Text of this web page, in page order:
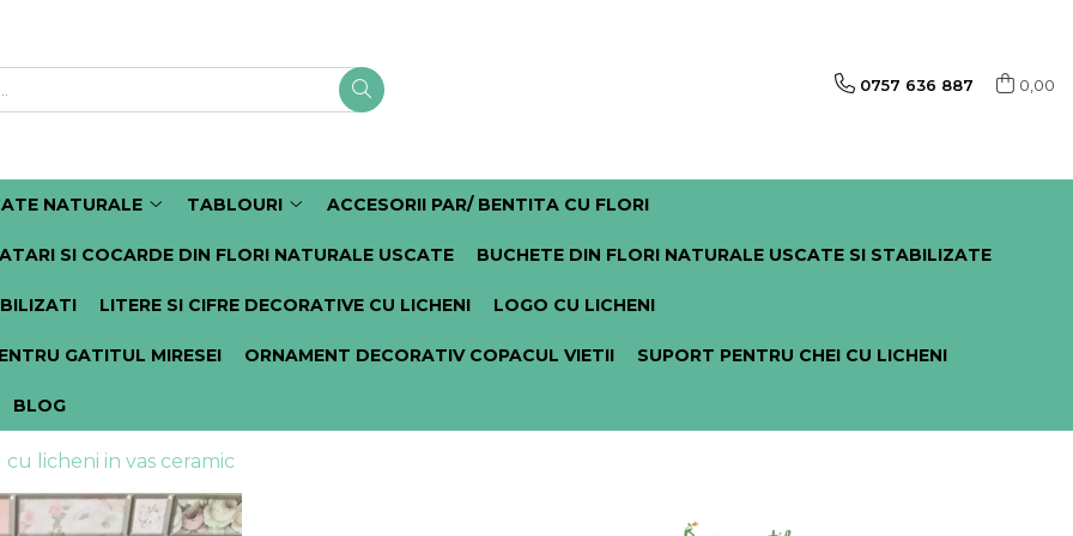
0757 636 887 0,00
NATURALE TABLOURI ACCESORII PAR/ BENTITA CU FLORI
SI COCARDE DIN FLORI NATURALE USCATE BUCHETE DIN FLORI NATURALE USCATE SI STABILIZATE
LITERE SI CIFRE DECORATIVE CU LICHENI LOGO CU LICHENI
GATITUL MIRESEI ORNAMENT DECORATIV COPACUL VIETII SUPORT PENTRU CHEI CU LICHENI
BLOG
licheni in vas ceramic